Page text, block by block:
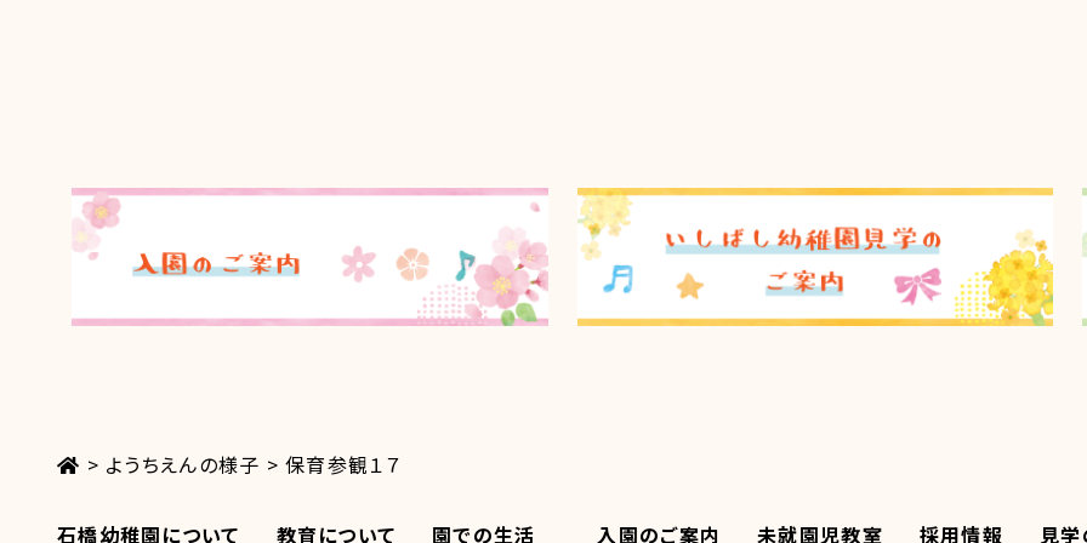
> ようちえんの様子 >保育参観１７
石橋幼稚園について 教育について 園での生活 入園のご案内 未就園児教室 採用情報 見